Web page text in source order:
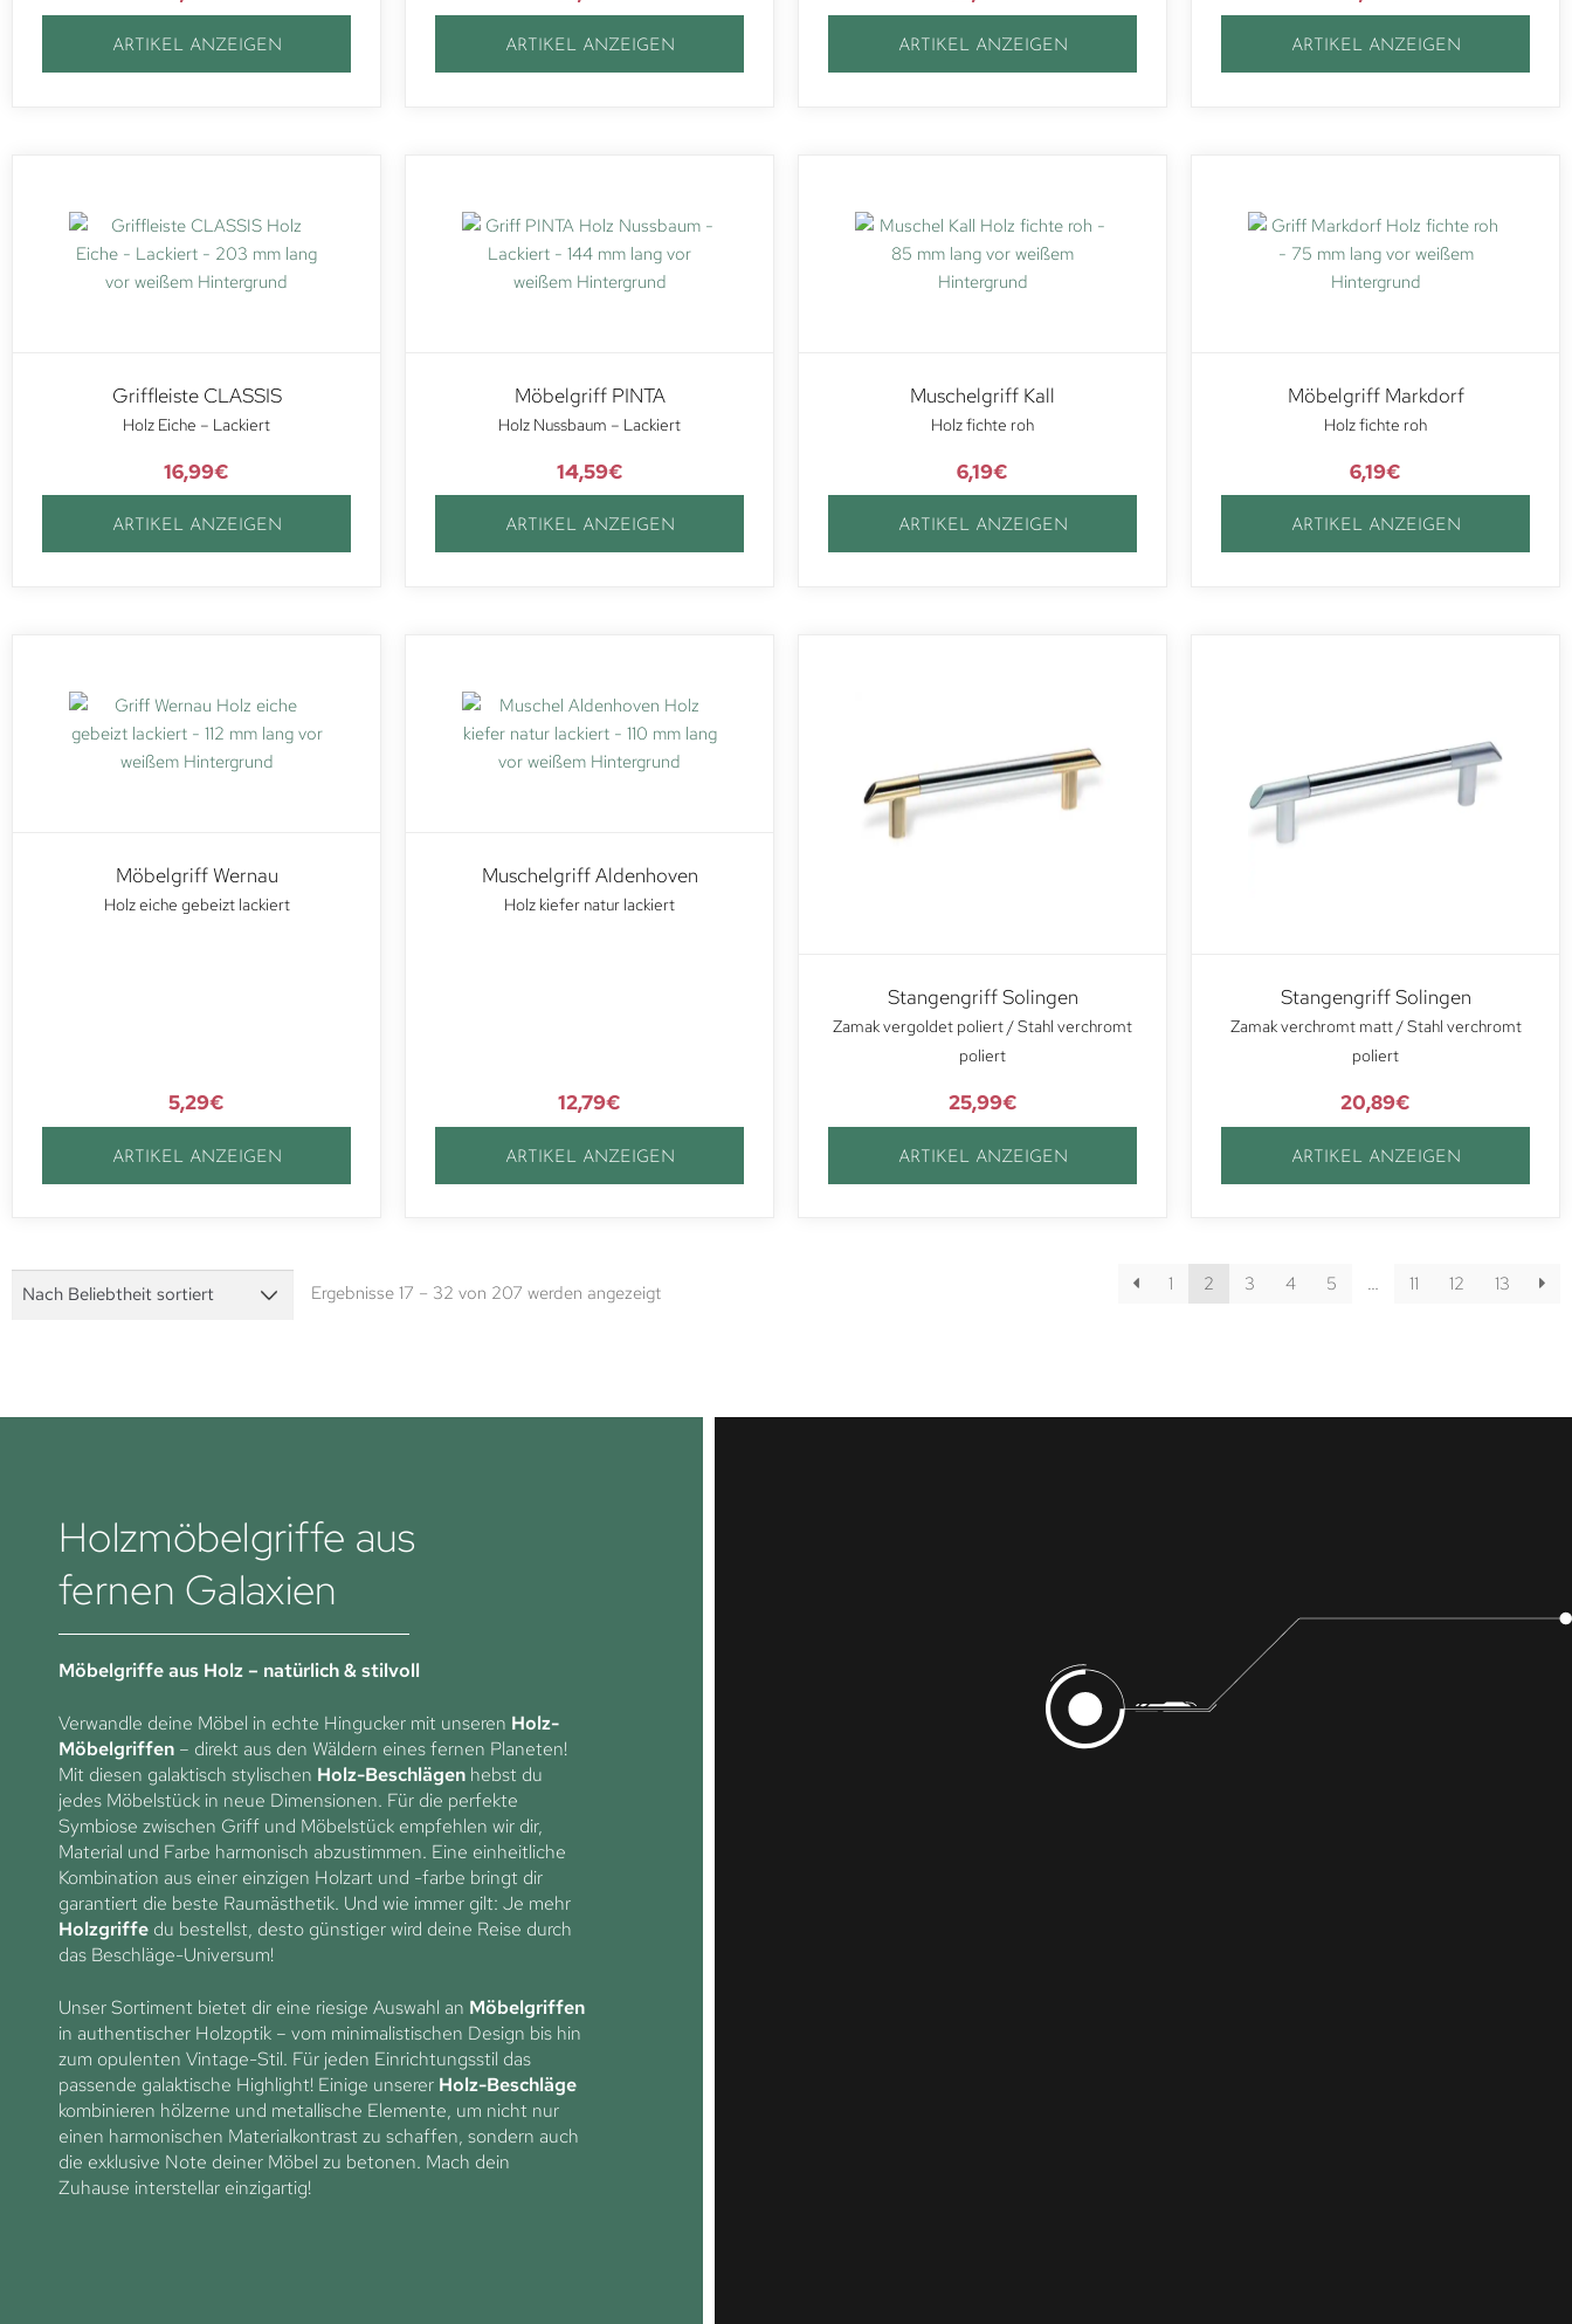
ARTIKEL ANZEIGEN ARTIKEL ANZEIGEN ARTIKEL ANZEIGEN ARTIKEL ANZEIGEN
Griffleiste CLASSIS
Holz Eiche – Lackiert
16,99€
ARTIKEL ANZEIGEN
Möbelgriff PINTA
Holz Nussbaum – Lackiert
14,59€
ARTIKEL ANZEIGEN
Muschelgriff Kall
Holz fichte roh
6,19€
ARTIKEL ANZEIGEN
Möbelgriff Markdorf
Holz fichte roh
6,19€
ARTIKEL ANZEIGEN
Möbelgriff Wernau
Holz eiche gebeizt lackiert
5,29€
ARTIKEL ANZEIGEN
Muschelgriff Aldenhoven
Holz kiefer natur lackiert
12,79€
ARTIKEL ANZEIGEN
Stangengriff Solingen
Zamak vergoldet poliert / Stahl verchromt
poliert
25,99€
ARTIKEL ANZEIGEN
Stangengriff Solingen
Zamak verchromt matt / Stahl verchromt
poliert
20,89€
ARTIKEL ANZEIGEN
Ergebnisse 17 – 32 von 207 werden angezeigt 1 2 3 4 5 … 11 12 13
Holzmöbelgriffe aus
fernen Galaxien
Möbelgriffe aus Holz – natürlich & stilvoll
Verwandle deine Möbel in echte Hingucker mit unseren Holz-
Möbelgriffen – direkt aus den Wäldern eines fernen Planeten!
Mit diesen galaktisch stylischen Holz-Beschlägen hebst du
jedes Möbelstück in neue Dimensionen. Für die perfekte
Symbiose zwischen Griff und Möbelstück empfehlen wir dir,
Material und Farbe harmonisch abzustimmen. Eine einheitliche
Kombination aus einer einzigen Holzart und -farbe bringt dir
garantiert die beste Raumästhetik. Und wie immer gilt: Je mehr
Holzgriffe du bestellst, desto günstiger wird deine Reise durch
das Beschläge-Universum!
Unser Sortiment bietet dir eine riesige Auswahl an Möbelgriffen
in authentischer Holzoptik – vom minimalistischen Design bis hin
zum opulenten Vintage-Stil. Für jeden Einrichtungsstil das
passende galaktische Highlight! Einige unserer Holz-Beschläge
kombinieren hölzerne und metallische Elemente, um nicht nur
einen harmonischen Materialkontrast zu schaffen, sondern auch
die exklusive Note deiner Möbel zu betonen. Mach dein
Zuhause interstellar einzigartig!